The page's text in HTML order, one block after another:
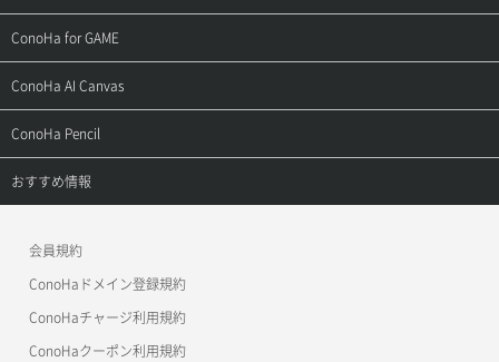
用語集
お問い合わせ
お乗り換えガイド
よくある質問
ご利用ガイド
APIドキュメントVPS2.0
APIドキュメントVPS3.0
サポートトップ
ご利用ガイド
APIドキュメントVPS2.0
APIドキュメントVPS3.0
ConoHa for GAME
サポートトップ
ご利用ガイド
ConoHa AI Canvas
サポートトップ
ご利用ガイド
ConoHa Pencil
サポートトップ
おすすめ情報
美雲このは徹底ガイド
会員規約
ConoHaドメイン登録規約
ConoHaチャージ利用規約
ConoHaクーポン利用規約